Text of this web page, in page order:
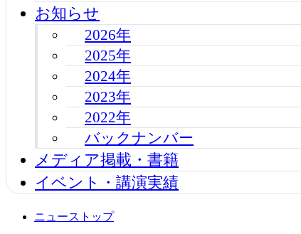
お知らせ
2026年
2025年
2024年
2023年
2022年
バックナンバー
メディア掲載・書籍
イベント・講演実績
ニューストップ